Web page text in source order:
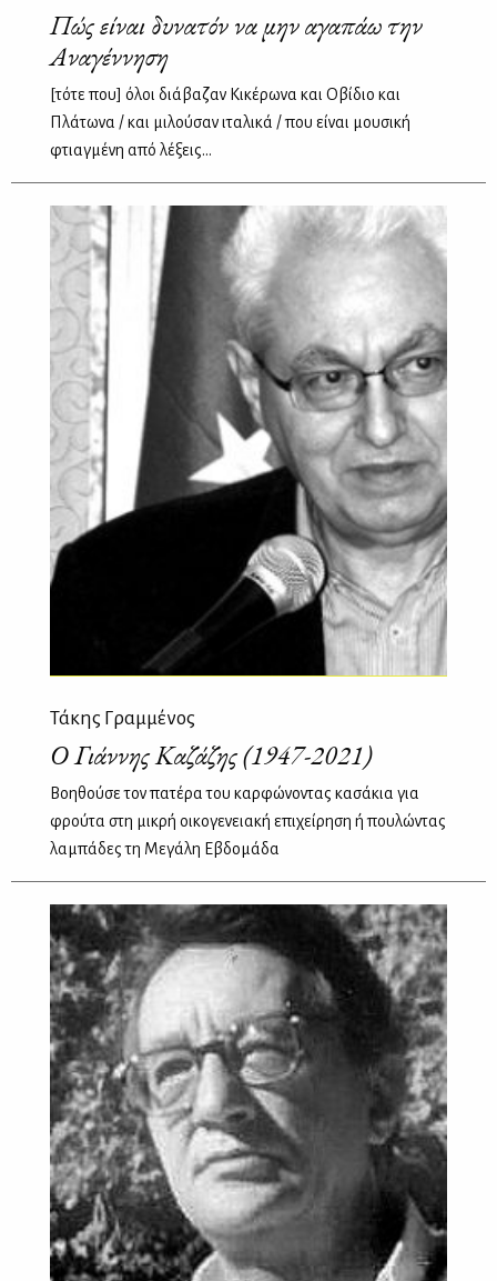
Πώς είναι δυνατόν να μην αγαπάω την
Αναγέννηση
[τότε που] όλοι διάβαζαν Κικέρωνα και Οβίδιο και
Πλάτωνα / και μιλούσαν ιταλικά / που είναι μουσική
φτιαγμένη από λέξεις...
Τάκης Γραμμένος
Ο Γιάννης Καζάζης (1947-2021)
Βοηθούσε τον πατέρα του καρφώνοντας κασάκια για
φρούτα στη μικρή οικογενειακή επιχείρηση ή πουλώντας
λαμπάδες τη Μεγάλη Εβδομάδα